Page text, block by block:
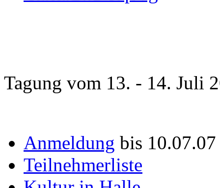
Tagung vom 13. - 14. Juli
Anmeldung bis
Teilnehmerliste